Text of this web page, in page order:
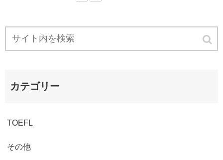
カテゴリー
TOEFL
その他